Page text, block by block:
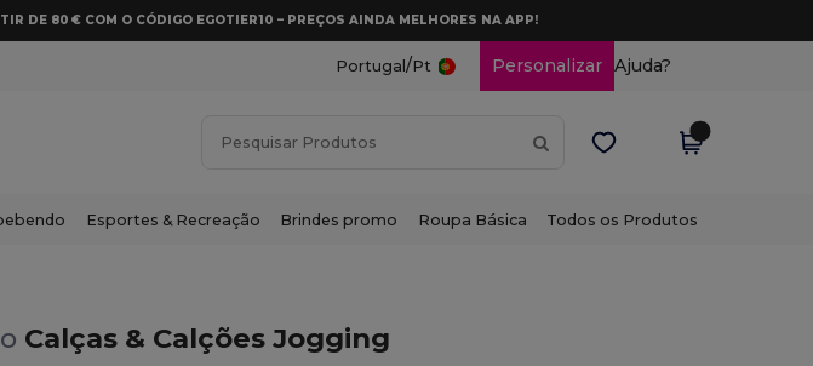
DE 80 € COM O CÓDIGO EGOTIER10 – PREÇOS AINDA MELHORES NA APP!
Portugal /Pt Personalizar Ajuda?
Esportes & Recreação Brindes promo Roupa Básica Todos os Produtos
Calças & Calções Jogging